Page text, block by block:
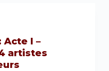
Acte I –
artistes